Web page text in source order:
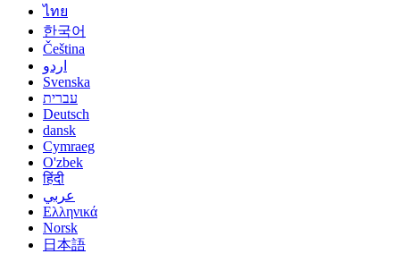
ไทย
한국어
Čeština
اردو
Svenska
עברית
Deutsch
dansk
Cymraeg
O'zbek
हिंदी
عربي
Ελληνικά
Norsk
日本語